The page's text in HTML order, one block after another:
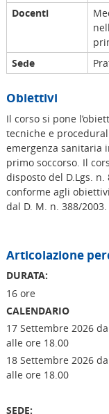
Docenti
Sede
Obiettivi
Il corso si pone
tecniche e
emergenza sanitaria
primo soccorso. Il
disposto del D.Lgs. n.
conforme agli
dal D. M. n. 388/2003.
Articolazione
DURATA:
16 ore
CALENDARIO
17 Settembre 2026
alle ore 18.00
18 Settembre 2026
alle ore 18.00
SEDE: